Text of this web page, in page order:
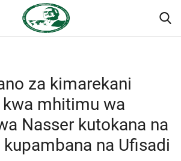
za kimarekani
mhitimu wa
Nasser kutokana na
na Ufisadi